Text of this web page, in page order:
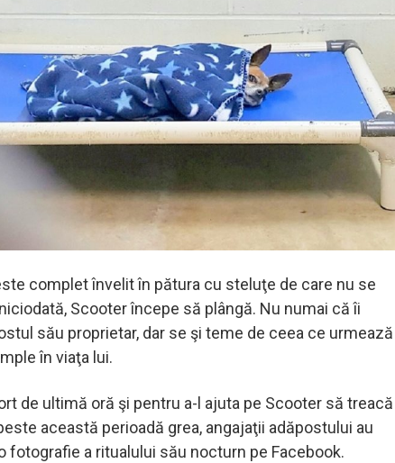
complet învelit în pătura cu steluţe de care nu se
Scooter începe să plângă. Nu numai că îi
său proprietar, dar se şi teme de ceea ce urmează
în viaţa lui.
de ultimă oră şi pentru a-l ajuta pe Scooter să treacă
această perioadă grea, angajaţii adăpostului au
fotografie a ritualului său nocturn pe Facebook.